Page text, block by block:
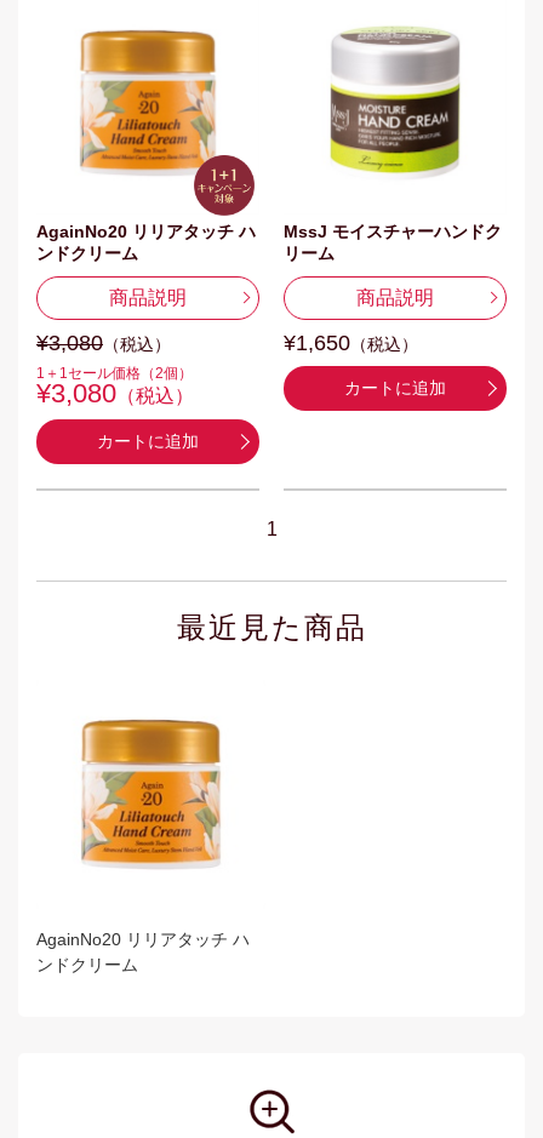
AgainNo20 リリアタッチ ハ
ンドクリーム
商品説明
¥3,080 （税込）
1＋1セール価格（2個）
¥3,080 （税込）
カートに追加
MssJ モイスチャーハンドク
リーム
商品説明
¥1,650 （税込）
カートに追加
1
最近見た商品
AgainNo20 リリアタッチ ハ
ンドクリーム